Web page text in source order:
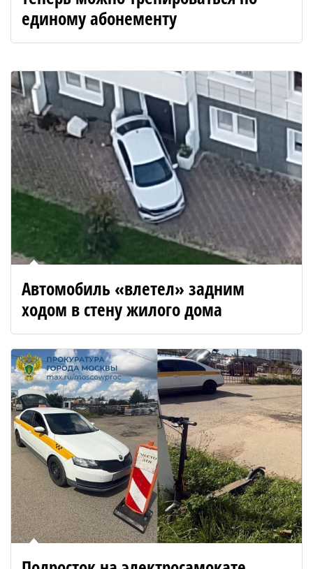
единому абонементу
Автомобиль «влетел» задним
ходом в стену жилого дома